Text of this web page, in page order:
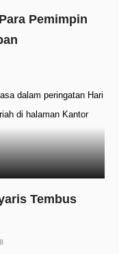
Pemimpin
dalam peringatan Hari
di halaman Kantor
Tembus